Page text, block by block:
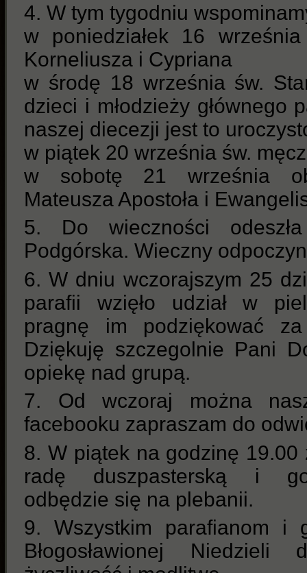
4. W tym tygodniu
w poniedziałek 16
Korneliusza i Cypriana
w środę 18 września św.
dzieci i młodzieży głównego
naszej diecezji jest to
w piątek 20 września św.
w sobotę 21 września
Mateusza Apostoła i
5. Do wieczności
Podgórska. Wieczny
6. W dniu wczorajszym 25
parafii wzięło udział w
pragnę im podziękować
Dziękuję szczegolnie Pani
opiekę nad grupą.
7. Od wczoraj można
facebooku zapraszam do
8. W piątek na godzinę
radę duszpasterską i
odbędzie się na plebanii.
9. Wszystkim parafianom i
Błogosławionej